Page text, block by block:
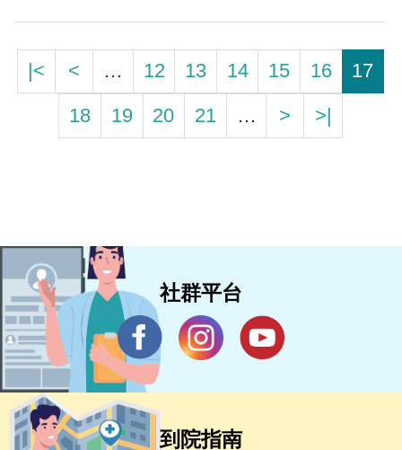
|< < … 12 13 14 15 16
17
18
19 20 21 … > >|
社群平台
到院指南